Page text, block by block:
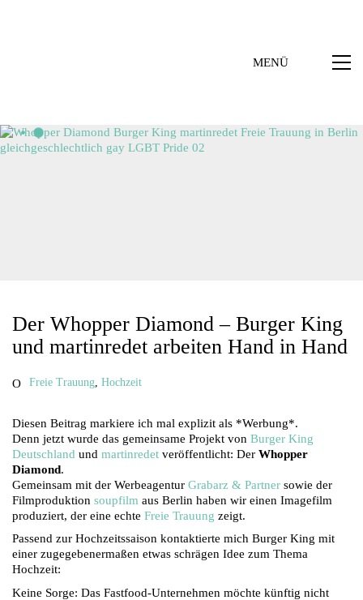
MENÜ
Der Whopper Diamond – Burger King
und martinredet arbeiten Hand in Hand
Freie Trauung Hochzeit
Diesen Beitrag markiere ich mal explizit als *Werbung*.
Denn jetzt wurde das gemeinsame Projekt von Burger King
Deutschland und martinredet veröffentlicht: Der Whopper
Diamond.
Gemeinsam mit der Werbeagentur Grabarz & Partner sowie der
Filmproduktion soupfilm aus Berlin haben wir einen Imagefilm
produziert, der eine echte Freie Trauung zeigt.
Passend zur Hochzeitssaison kontaktierte mich Burger King mit
einer zugegebenermaßen etwas schrägen Idee zum Thema
Hochzeit:
Keine Sorge: Das Fastfood-Unternehmen möchte künftig nicht